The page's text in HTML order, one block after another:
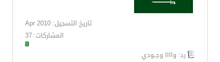
تاريخ التسجيل: Apr 2010
المشاركات: 37
رد: واااا وجــودي